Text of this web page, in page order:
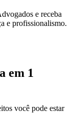
e receba
e profissionalismo.
em 1
você pode estar